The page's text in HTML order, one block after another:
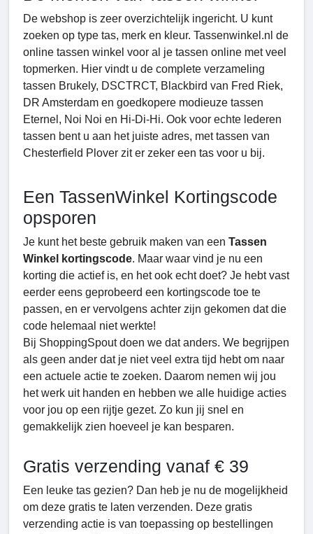
De webshop is zeer overzichtelijk ingericht. U kunt
zoeken op type tas, merk en kleur. Tassenwinkel.nl de
online tassen winkel voor al je tassen online met veel
topmerken. Hier vindt u de complete verzameling
tassen Brukely, DSCTRCT, Blackbird van Fred Riek,
DR Amsterdam en goedkopere modieuze tassen
Eternel, Noi Noi en Hi-Di-Hi. Ook voor echte lederen
tassen bent u aan het juiste adres, met tassen van
Chesterfield Plover zit er zeker een tas voor u bij.
Een TassenWinkel Kortingscode
opsporen
Je kunt het beste gebruik maken van een Tassen
Winkel kortingscode. Maar waar vind je nu een
korting die actief is, en het ook echt doet? Je hebt vast
eerder eens geprobeerd een kortingscode toe te
passen, en er vervolgens achter zijn gekomen dat die
code helemaal niet werkte!
Bij ShoppingSpout doen we dat anders. We begrijpen
als geen ander dat je niet veel extra tijd hebt om naar
een actuele actie te zoeken. Daarom nemen wij jou
het werk uit handen en hebben we alle huidige acties
voor jou op een rijtje gezet. Zo kun jij snel en
gemakkelijk zien hoeveel je kan besparen.
Gratis verzending vanaf € 39
Een leuke tas gezien? Dan heb je nu de mogelijkheid
om deze gratis te laten verzenden. Deze gratis
verzending actie is van toepassing op bestellingen